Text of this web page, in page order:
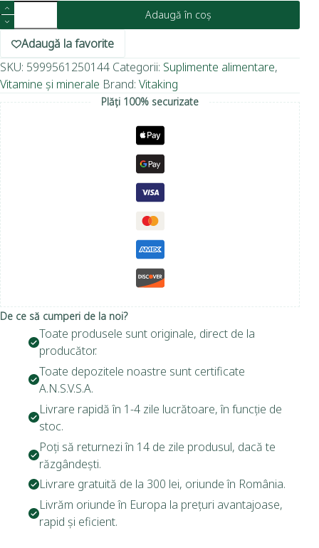
Adaugă în coș
Adaugă la favorite
SKU: 5999561250144 Categorii: Suplimente alimentare,
Vitamine și minerale Brand: Vitaking
Plăți 100% securizate
De ce să cumperi de la noi?
Toate produsele sunt originale, direct de la
producător.
Toate depozitele noastre sunt certificate
A.N.S.V.S.A.
Livrare rapidă în 1-4 zile lucrătoare, în funcție de
stoc.
Poți să returnezi în 14 de zile produsul, dacă te
răzgândești.
Livrare gratuită de la 300 lei, oriunde în România.
Livrăm oriunde în Europa la prețuri avantajoase,
rapid și eficient.